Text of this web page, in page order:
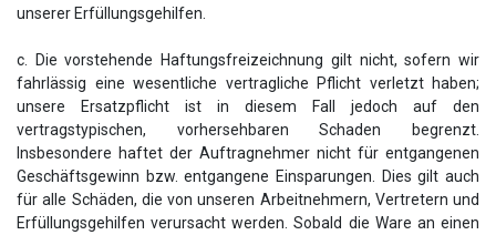
unserer Erfüllungsgehilfen.
c. Die vorstehende Haftungsfreizeichnung gilt nicht, sofern wir
fahrlässig eine wesentliche vertragliche Pflicht verletzt haben;
unsere Ersatzpflicht ist in diesem Fall jedoch auf den
vertragstypischen, vorhersehbaren Schaden begrenzt.
Insbesondere haftet der Auftragnehmer nicht für entgangenen
Geschäftsgewinn bzw. entgangene Einsparungen. Dies gilt auch
für alle Schäden, die von unseren Arbeitnehmern, Vertretern und
Erfüllungsgehilfen verursacht werden. Sobald die Ware an einen